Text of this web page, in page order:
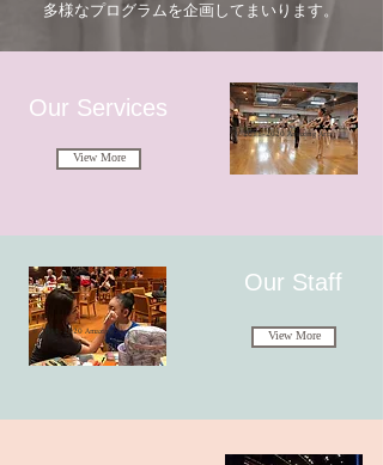
多様なプログラムを企画してまいります。
Our Services
View More
© 2011-2020 Amazing Arts
© 2011-2020 Amazing Arts
​ Our Staff
View More